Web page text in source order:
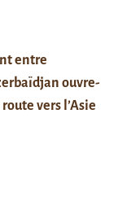
entre
ouvre-
vers l’Asie